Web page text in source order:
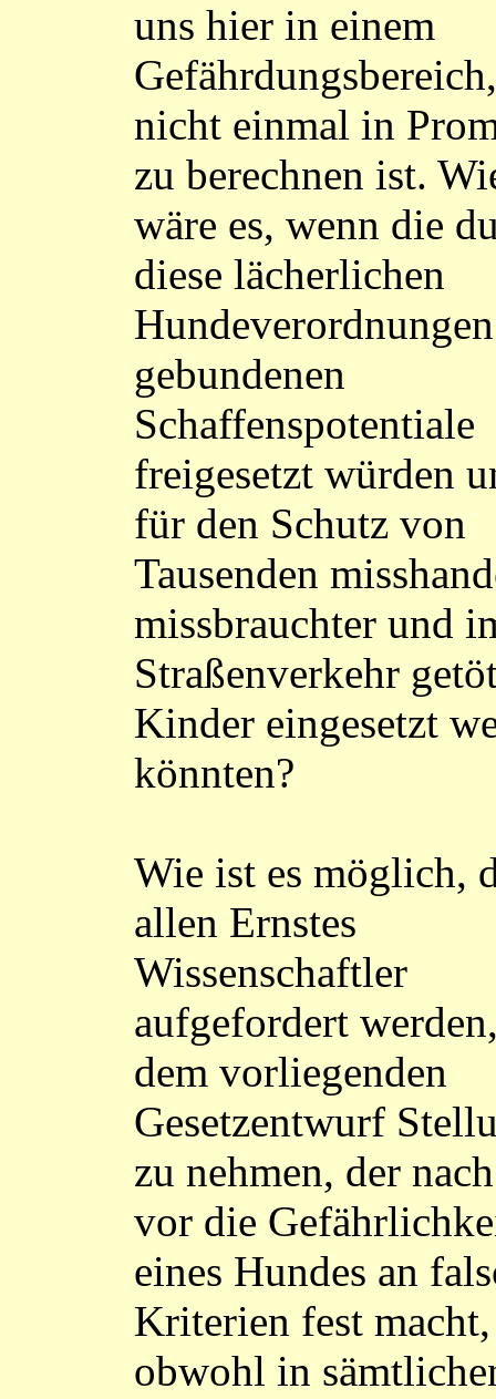
uns hier in einem
nicht einmal in
zu berechnen ist.
wäre es, wenn die
diese lächerlichen
Hundeverordnungen
gebundenen
Schaffenspotentiale
freigesetzt würden
für den Schutz von
Tausenden
missbrauchter und
Straßenverkehr
Kinder eingesetzt
könnten?
Wie ist es möglich,
allen Ernstes
Wissenschaftler
aufgefordert
dem vorliegenden
Gesetzentwurf
zu nehmen, der
vor die
eines Hundes an
Kriterien fest macht,
obwohl in